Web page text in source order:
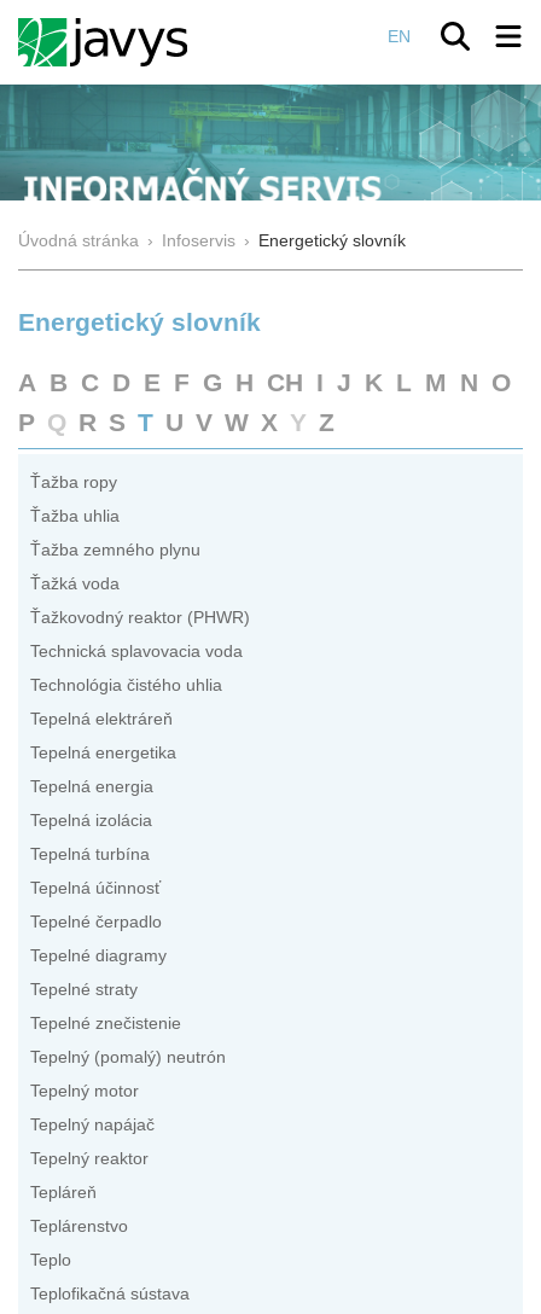
EN
Úvodná stránka › Infoservis › Energetický slovník
Energetický slovník
A B C D E F G H CH I J K L M N O
P Q R S T U V W X Y Z
Ťažba ropy
Ťažba uhlia
Ťažba zemného plynu
Ťažká voda
Ťažkovodný reaktor (PHWR)
Technická splavovacia voda
Technológia čistého uhlia
Tepelná elektráreň
Tepelná energetika
Tepelná energia
Tepelná izolácia
Tepelná turbína
Tepelná účinnosť
Tepelné čerpadlo
Tepelné diagramy
Tepelné straty
Tepelné znečistenie
Tepelný (pomalý) neutrón
Tepelný motor
Tepelný napájač
Tepelný reaktor
Tepláreň
Teplárenstvo
Teplo
Teplofikačná sústava